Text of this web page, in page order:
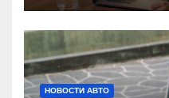
выплатах
НОВОСТИ АВТО